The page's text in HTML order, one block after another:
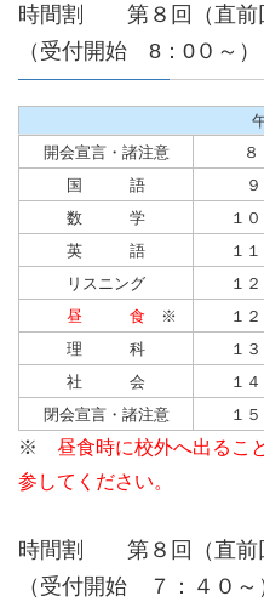
時間割 第８回（直前
（受付開始 8：0０～）
開会宣言・諸注意
国 語
９
数 学
１
英 語
１
リスニング
１
昼 食 ※ １
理 科
１
社 会
１
閉会宣言・諸注意
１
※ 昼食時に校外へ出るこ
参してください。
時間割 第８回（直前
（受付開始 ７：４０～